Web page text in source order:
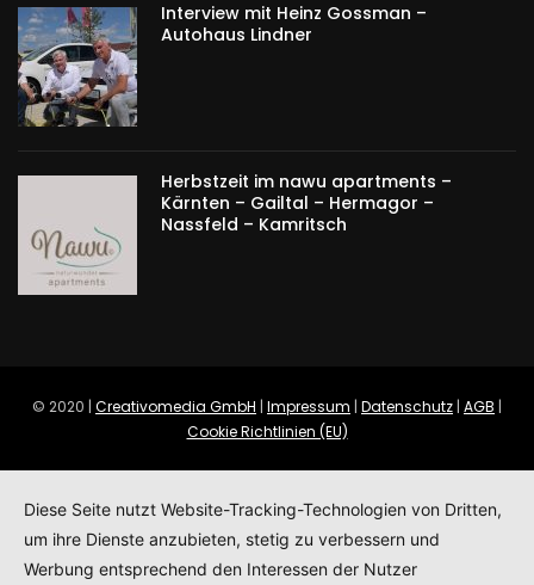
Interview mit Heinz Gossman –
Autohaus Lindner
Herbstzeit im nawu apartments –
Kärnten – Gailtal – Hermagor –
Nassfeld – Kamritsch
© 2020 | Creativomedia GmbH | Impressum | Datenschutz | AGB |
Cookie Richtlinien (EU)
Diese Seite nutzt Website-Tracking-Technologien von Dritten,
um ihre Dienste anzubieten, stetig zu verbessern und
Werbung entsprechend den Interessen der Nutzer